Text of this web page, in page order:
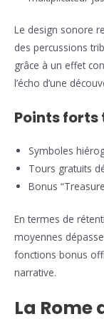
Le design sonore
des percussions
grâce à un effet
l’écho d’une
Points
Symboles
Tours gratuits
Bonus
En termes de
moyennes
fonctions bonus
narrative.
La